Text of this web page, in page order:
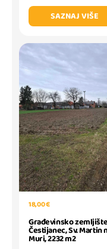
SAZNAJ VIŠE
18,00 €
Građevinsko
Čestijanec, Sv. Martin
Muri, 2232 m2